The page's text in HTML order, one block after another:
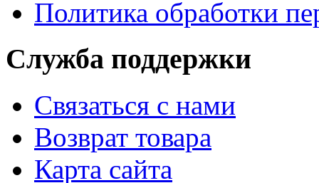
Политика обработки
Служба поддержки
Связаться с нами
Возврат товара
Карта сайта